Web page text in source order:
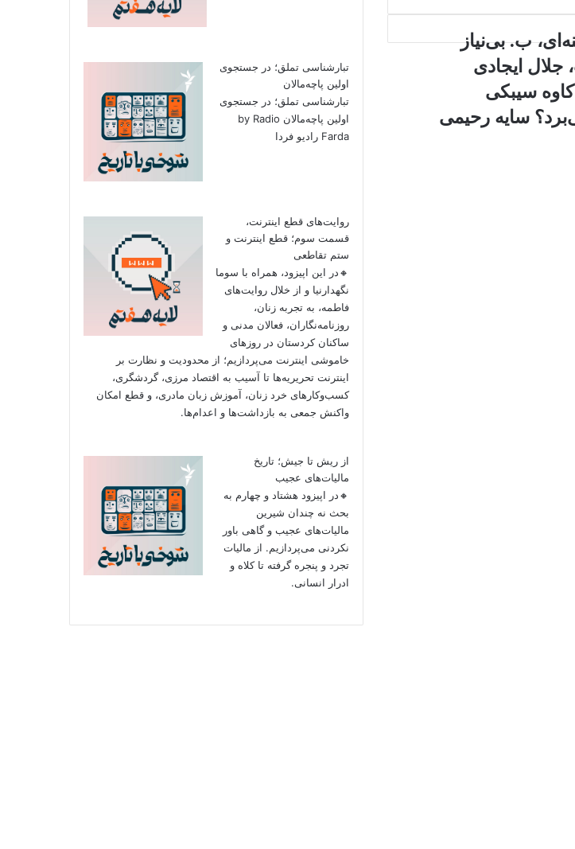
ب. بی‌نیاز
جلال ایجادی
سیبکی
سایه رحیمی
تبارشناسی تملق؛ در جستجوی
اولین‌ پاچه‌مالان
تبارشناسی تملق؛ در جستجوی
اولین‌ پاچه‌مالان by Radio
Farda رادیو فردا
روایت‌های قطع اینترنت،
قسمت سوم؛ قطع اینترنت و
ستم تقاطعی
🔸در این اپیزود، همراه با سوما
نگهدارنیا و از خلال روایت‌های
فاطمه، به تجربه زنان،
روزنامه‌نگاران، فعالان مدنی و
ساکنان کردستان در روزهای
خاموشی اینترنت می‌پردازیم؛ از محدودیت و نظارت بر
اینترنت تحریریه‌ها تا آسیب به اقتصاد مرزی، گردشگری،
کسب‌وکارهای خرد زنان، آموزش زبان مادری، و قطع امکان
واکنش جمعی به بازداشت‌ها و اعدام‌ها.
از ریش تا جیش؛ تاریخ
مالیات‌های عجیب
🔸در اپیزود هشتاد و چهارم به
بحث نه چندان شیرین
مالیات‌های عجیب و گاهی باور
نکردنی‌ می‌پردازیم. از مالیات
تجرد و پنجره گرفته تا کلاه و
ادرار انسانی.